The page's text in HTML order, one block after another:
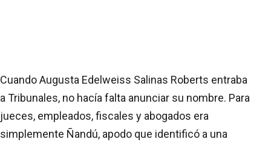
Cuando Augusta Edelweiss Salinas Roberts entraba
a Tribunales, no hacía falta anunciar su nombre. Para
jueces, empleados, fiscales y abogados era
simplemente Ñandú, apodo que identificó a una